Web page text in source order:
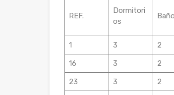
REF.
Dormitori
os
1 3 2
16 3 2
23 3 2